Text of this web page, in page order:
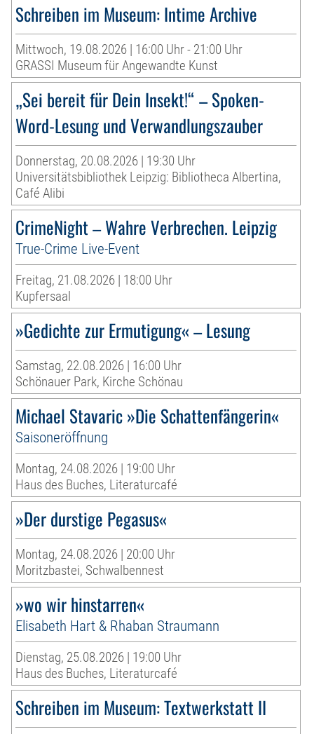
Schreiben im Museum: Intime Archive
Mittwoch, 19.08.2026 | 16:00 Uhr - 21:00 Uhr
GRASSI Museum für Angewandte Kunst
„Sei bereit für Dein Insekt!“ – Spoken-
Word-Lesung und Verwandlungszauber
Donnerstag, 20.08.2026 | 19:30 Uhr
Universitätsbibliothek Leipzig: Bibliotheca Albertina,
Café Alibi
CrimeNight – Wahre Verbrechen. Leipzig
True-Crime Live-Event
Freitag, 21.08.2026 | 18:00 Uhr
Kupfersaal
»Gedichte zur Ermutigung« – Lesung
Samstag, 22.08.2026 | 16:00 Uhr
Schönauer Park, Kirche Schönau
Michael Stavaric »Die Schattenfängerin«
Saisoneröffnung
Montag, 24.08.2026 | 19:00 Uhr
Haus des Buches, Literaturcafé
»Der durstige Pegasus«
Montag, 24.08.2026 | 20:00 Uhr
Moritzbastei, Schwalbennest
»wo wir hinstarren«
Elisabeth Hart & Rhaban Straumann
Dienstag, 25.08.2026 | 19:00 Uhr
Haus des Buches, Literaturcafé
Schreiben im Museum: Textwerkstatt II